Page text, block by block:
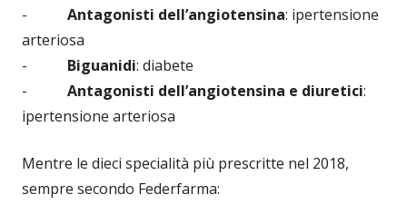
- Antagonisti dell’angiotensina: ipertensione
arteriosa
- Biguanidi: diabete
- Antagonisti dell’angiotensina e diuretici:
ipertensione arteriosa
Mentre le dieci specialità più prescritte nel 2018,
sempre secondo Federfarma: